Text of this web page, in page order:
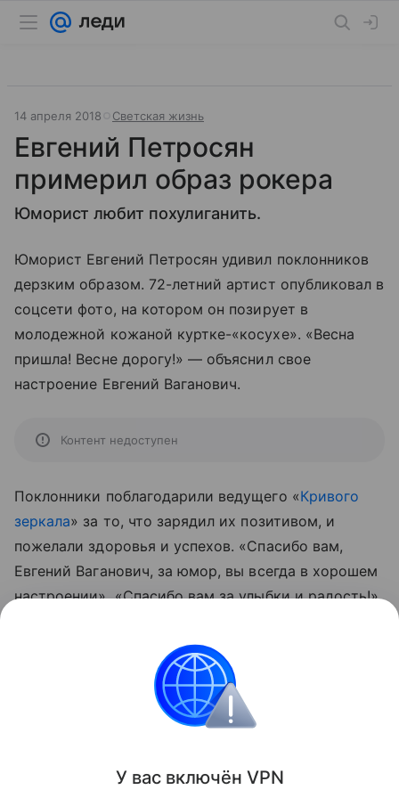
14 апреля 2018 Светская жизнь
Евгений Петросян
примерил образ рокера
Юморист любит похулиганить.
Юморист Евгений Петросян удивил поклонников
дерзким образом. 72-летний артист опубликовал в
соцсети фото, на котором он позирует в
молодежной кожаной куртке-«косухе». «Весна
пришла! Весне дорогу!» — объяснил свое
настроение Евгений Ваганович.
Контент недоступен
Поклонники поблагодарили ведущего «Кривого
зеркала» за то, что зарядил их позитивом, и
пожелали здоровья и успехов. «Спасибо вам,
Евгений Ваганович, за юмор, вы всегда в хорошем
настроении», «Спасибо вам за улыбки и радость!»,
«Неожиданно, но здорово!» — написали
подписчики Петросяну.
Контент недоступен
У вас включён VPN